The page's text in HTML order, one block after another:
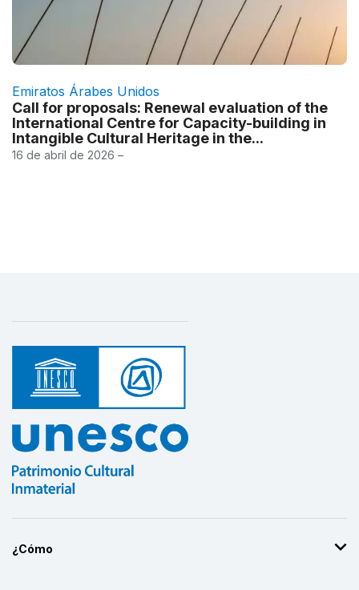
Emiratos Árabes Unidos
Call for proposals: Renewal evaluation of the
International Centre for Capacity-building in
Intangible Cultural Heritage in the...
16 de abril de 2026 –
¿Cómo